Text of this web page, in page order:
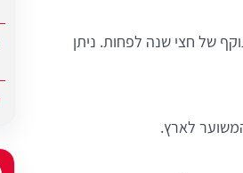
של חצי שנה לפחות. ניתן